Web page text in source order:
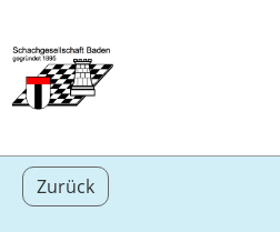
Zurück